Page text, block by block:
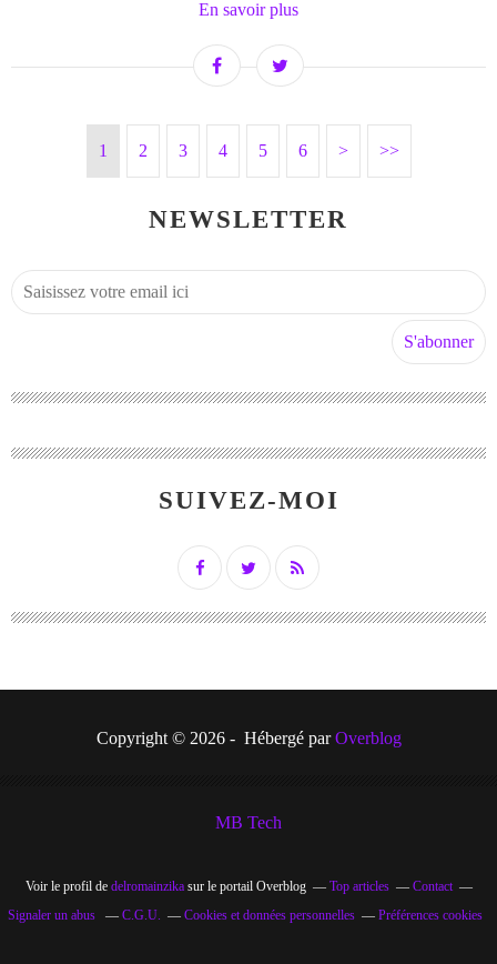
En savoir plus
1 2 3 4 5 6 > >>
NEWSLETTER
SUIVEZ-MOI
Copyright © 2026 - Hébergé parOverblog
MB Tech
Voir le profil de delromainzikasur le portail Overblog Top articles
Contact
Signaler un abus
C.G.U. Cookies et données personnelles Préférences cookies